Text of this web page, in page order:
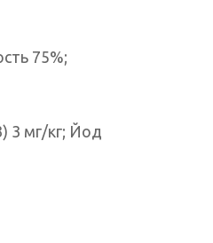
75%;
3 мг/кг; Йод